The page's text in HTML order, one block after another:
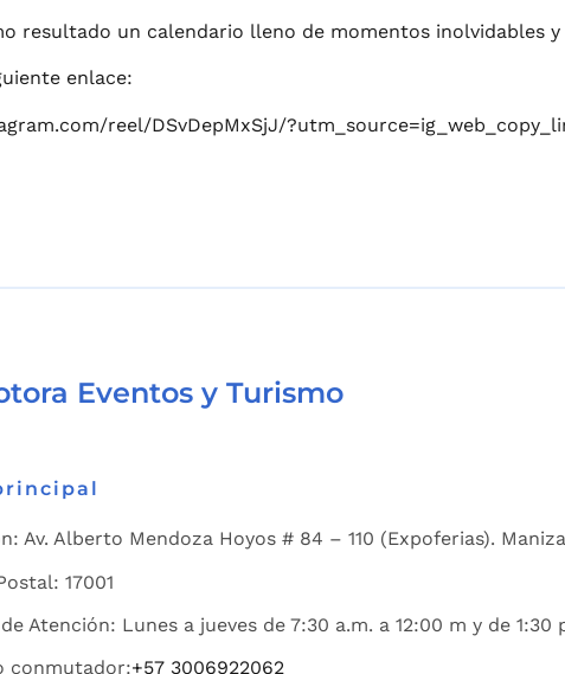
resultado un calendario lleno de momentos inolvidables
enlace:
reel/DSvDepMxSjJ/
Eventos y Turismo
Av. Alberto Mendoza Hoyos # 84 – 110 (Expoferias).
17001
Atención: Lunes a jueves de 7:30 a.m. a 12:00 m y de 1:30
conmutador:+57 3006922062